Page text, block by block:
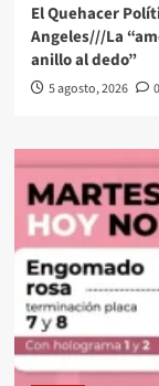
El Quehacer
Angeles///La
anillo al dedo”
5 agosto, 2026 0